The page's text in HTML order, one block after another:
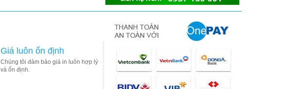
Giá luôn ổn định
Chúng tôi đảm bảo giá in luôn hợp lý
và ổn định.